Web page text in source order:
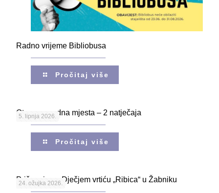
Radno vrijeme Bibliobusa
Pročitaj više
5. lipnja 2026.
Otvorena radna mjesta – 2 natječaja
Pročitaj više
24. ožujka 2026.
Pričaonice u Dječjem vrtiću „Ribica“ u Žabniku